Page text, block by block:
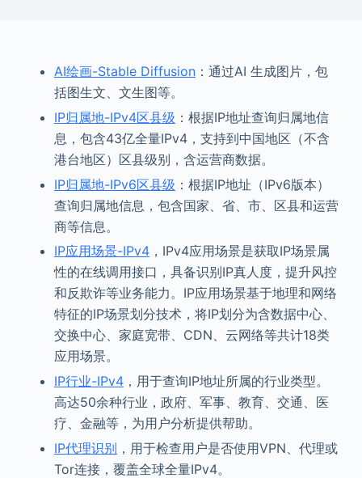
AI绘画-Stable Diffusion：通过AI 生成图片，包
括图生文、文生图等。
IP归属地-IPv4区县级 ：根据IP地址查询归属地信
息，包含43亿全量IPv4，支持到中国地区（不含
港台地区）区县级别，含运营商数据。
IP归属地-IPv6区县级 ：根据IP地址（IPv6版本）
查询归属地信息，包含国家、省、市、区县和运营
商等信息。
IP应用场景-IPv4，IPv4应用场景是获取IP场景属
性的在线调用接口，具备识别IP真人度，提升风控
和反欺诈等业务能力。IP应用场景基于地理和网络
特征的IP场景划分技术，将IP划分为含数据中心、
交换中心、家庭宽带、CDN、云网络等共计18类
应用场景。
IP行业-IPv4，用于查询IP地址所属的行业类型。
高达50余种行业，政府、军事、教育、交通、医
疗、金融等，为用户分析提供帮助。
IP代理识别 ，用于检查用户是否使用VPN、代理或
Tor连接，覆盖全球全量IPv4。